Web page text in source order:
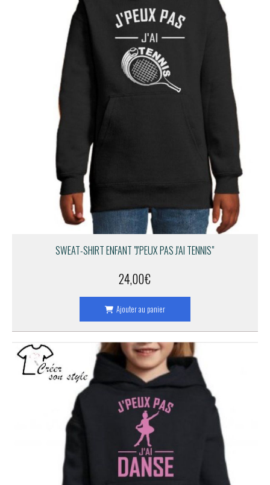
SWEAT-SHIRT ENFANT "J'PEUX PAS J'AI TENNIS"
24,00€
Ajouter au panier